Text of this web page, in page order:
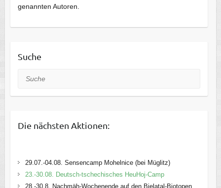
genannten Autoren.
Suche
Suche
Die nächsten Aktionen:
29.07.-04.08. Sensencamp Mohelnice (bei Müglitz)
23.-30.08. Deutsch-tschechisches HeuHoj-Camp
28.-30.8. Nachmäh-Wochenende auf den Bielatal-Biotopen